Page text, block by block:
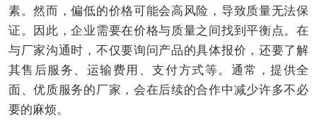
素。然而，偏低的价格可能会高风险，导致质量无法保
证。因此，企业需要在价格与质量之间找到平衡点。在
与厂家沟通时，不仅要询问产品的具体报价，还要了解
其售后服务、运输费用、支付方式等。通常，提供全
面、优质服务的厂家，会在后续的合作中减少许多不必
要的麻烦。